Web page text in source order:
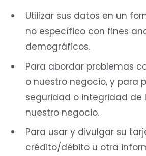
Utilizar sus datos en un
no específico con fines
demográficos.
Para abordar problemas
o nuestro negocio, y para
seguridad o integridad de
nuestro negocio.
Para usar y divulgar su
crédito/débito u otra